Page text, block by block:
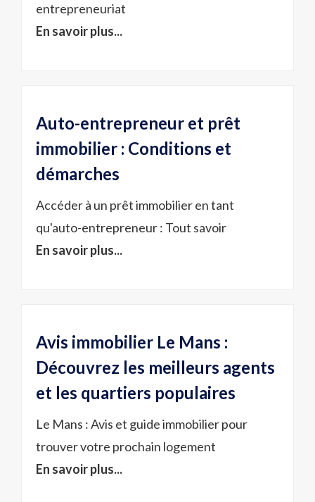
entrepreneuriat
En savoir plus...
Auto-entrepreneur et prêt
immobilier : Conditions et
démarches
Accéder à un prêt immobilier en tant
qu'auto-entrepreneur : Tout savoir
En savoir plus...
Avis immobilier Le Mans :
Découvrez les meilleurs agents
et les quartiers populaires
Le Mans : Avis et guide immobilier pour
trouver votre prochain logement
En savoir plus...